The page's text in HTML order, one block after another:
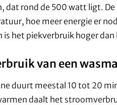
dat rond de 500 watt ligt.
hoe meer energie er
het piekverbruik hoger dan
van een
duurt meestal 10 tot 20
daalt het